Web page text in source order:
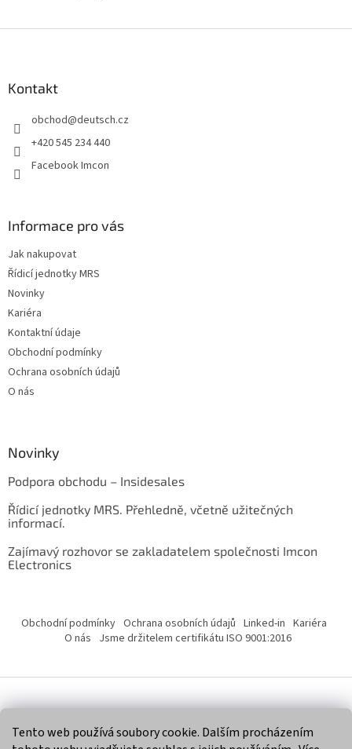
Tento web používá soubory cookie. Dalším procházením
Kontakt
obchod@deutsch.cz
+420 545 234 440
Facebook Imcon
Informace pro vás
Jak nakupovat
Řídicí jednotky MRS
Novinky
Kariéra
Kontaktní údaje
Obchodní podmínky
Ochrana osobních údajů
O nás
Novinky
Podpora obchodu – Insidesales
Řídicí jednotky MRS. Přehledně, včetně užitečných
informací.
Zajímavý rozhovor se zakladatelem společnosti Imcon
Electronics
Obchodní podmínky Ochrana osobních údajů Linked-in Kariéra
O nás Jsme držitelem certifikátu ISO 9001:2016